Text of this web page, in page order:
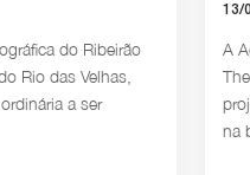
do Ribeirão
Rio das Velhas,
a ser
13/
A
na